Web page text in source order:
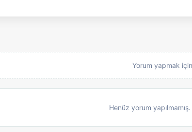
Yorum yapmak için
Henüz yorum